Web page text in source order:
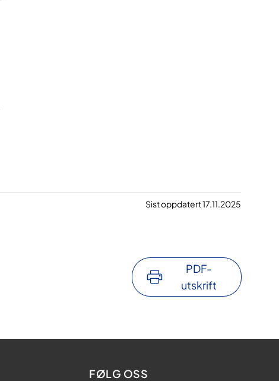
Sist oppdatert 17.11.2025
PDF-
utskrift
FØLG OSS